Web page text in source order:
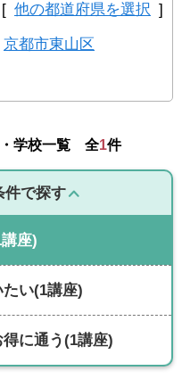
[ 他の都道府県を選択 ]
京都市東山区
・学校一覧 全1件
件で探す
座)
たい(1講座)
に通う(1講座)